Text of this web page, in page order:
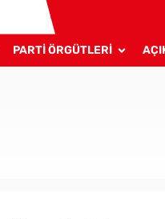
PARTİ ÖRGÜTLERİ